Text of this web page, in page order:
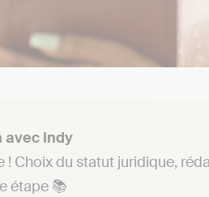
avec Indy
! Choix du statut juridique,
étape 📚